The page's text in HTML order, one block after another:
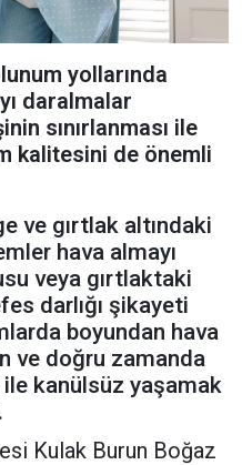
yollarında
daralmalar
sınırlanması ile
kalitesini de önemli
ve gırtlak altındaki
hava almayı
veya gırtlaktaki
darlığı şikayeti
boyundan hava
ve doğru zamanda
kanülsüz yaşamak
Kulak Burun Boğaz